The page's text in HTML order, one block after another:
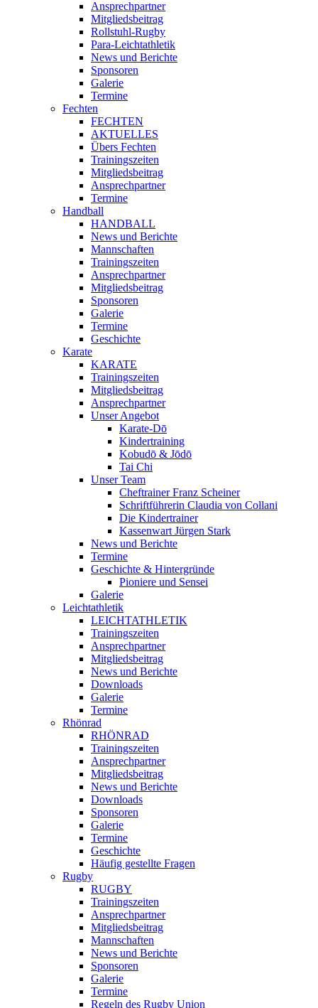
Ansprechpartner
Mitgliedsbeitrag
Rollstuhl-Rugby
Para-Leichtathletik
News und Berichte
Sponsoren
Galerie
Termine
Fechten
FECHTEN
AKTUELLES
Übers Fechten
Trainingszeiten
Mitgliedsbeitrag
Ansprechpartner
Termine
Handball
HANDBALL
News und Berichte
Mannschaften
Trainingszeiten
Ansprechpartner
Mitgliedsbeitrag
Sponsoren
Galerie
Termine
Geschichte
Karate
KARATE
Trainingszeiten
Mitgliedsbeitrag
Ansprechpartner
Unser Angebot
Karate-Dō
Kindertraining
Kobudō & Jōdō
Tai Chi
Unser Team
Cheftrainer Franz Scheiner
Schriftführerin Claudia von Collani
Die Kindertrainer
Kassenwart Jürgen Stark
News und Berichte
Termine
Geschichte & Hintergründe
Pioniere und Sensei
Galerie
Leichtathletik
LEICHTATHLETIK
Trainingszeiten
Ansprechpartner
Mitgliedsbeitrag
News und Berichte
Downloads
Galerie
Termine
Rhönrad
RHÖNRAD
Trainingszeiten
Ansprechpartner
Mitgliedsbeitrag
News und Berichte
Downloads
Sponsoren
Galerie
Termine
Geschichte
Häufig gestellte Fragen
Rugby
RUGBY
Trainingszeiten
Ansprechpartner
Mitgliedsbeitrag
Mannschaften
News und Berichte
Sponsoren
Galerie
Termine
Regeln des Rugby Union